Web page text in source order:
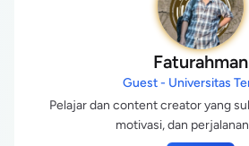
Faturahman
Guest - Universitas
Pelajar dan content creator yang
motivasi, dan